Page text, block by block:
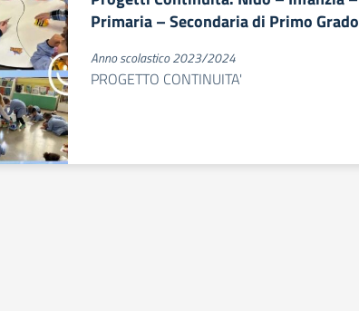
Primaria – Secondaria di Primo Grado
Anno scolastico 2023/2024
PROGETTO CONTINUITA'